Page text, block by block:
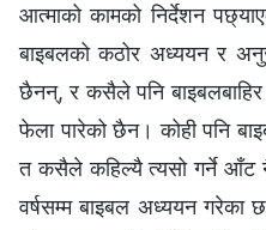
आत्माको कामको निर्देशन
बाइबलको कठोर अध्ययन र
छैनन्, र कसैले पनि
फेला पारेको छैन। कोही पनि
त कसैले कहिल्यै त्यसो गर्ने आँट
वर्षसम्म बाइबल अध्ययन गरेका